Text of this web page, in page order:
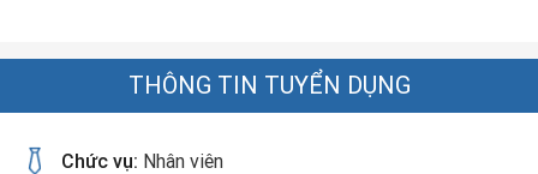
THÔNG TIN TUYỂN DỤNG
Chức vụ: Nhân viên